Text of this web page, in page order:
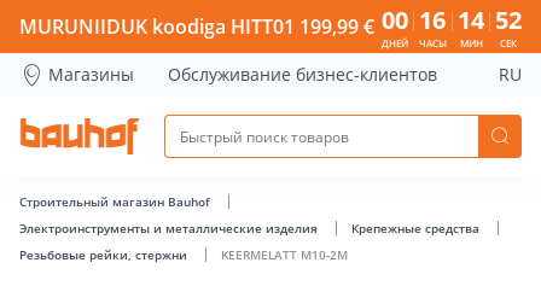
KEERMELATT M10-2M - Bauhof has loaded
MURUNIIDUK koodiga HITT01 199,99 € 00
ДНЕЙ
16
ЧАСЫ
14
МИН
52
СЕК
Магазины Обслуживание бизнес-клиентов RU
Строительный магазин Bauhof
Электроинструменты и металлические изделия
Крепежные средства
Резьбовые рейки, стержни
KEERMELATT M10-2M